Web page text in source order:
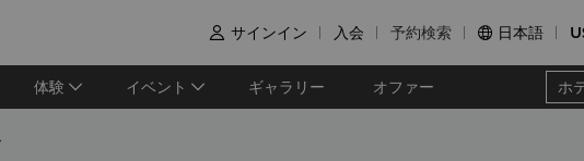
 サインイン 入会 予約検索  日本語
体験 イベント ギャラリー オファー ホ